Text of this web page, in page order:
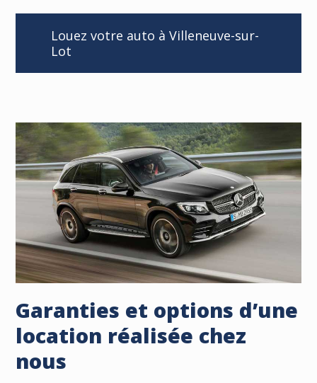
Louez votre auto à Villeneuve-sur-
Lot
Garanties et options d’une
location réalisée chez
nous